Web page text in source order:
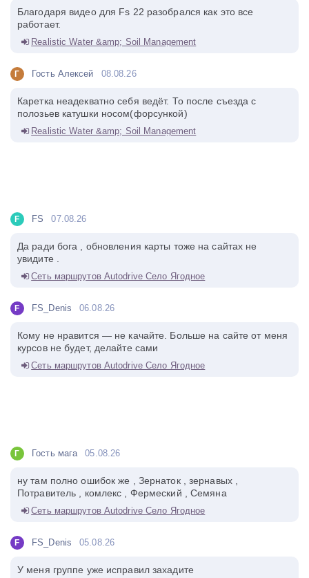
Благодаря видео для Fs 22 разобрался как это все
работает.
Realistic Water &amp; Soil Management
Г Гость Алексей 08.08.26
Каретка неадекватно себя ведёт. То после съезда с
полозьев катушки носом(форсункой)
Realistic Water &amp; Soil Management
F FS 07.08.26
Да ради бога , обновления карты тоже на сайтах не
увидите .
Сеть маршрутов Autodrive Село Ягодное
F FS_Denis 06.08.26
Кому не нравится — не качайте. Больше на сайте от меня
курсов не будет, делайте сами
Сеть маршрутов Autodrive Село Ягодное
Г Гость мага 05.08.26
ну там полно ошибок же , Зернаток , зернавых ,
Потравитель , комлекс , Фермеский , Семяна
Сеть маршрутов Autodrive Село Ягодное
F FS_Denis 05.08.26
У меня группе уже исправил захадите